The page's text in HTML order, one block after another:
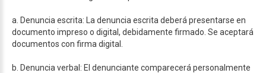
a. Denuncia escrita: La denuncia escrita deberá presentarse en
documento impreso o digital, debidamente firmado. Se aceptará
documentos con firma digital.
b. Denuncia verbal: El denunciante comparecerá personalmente